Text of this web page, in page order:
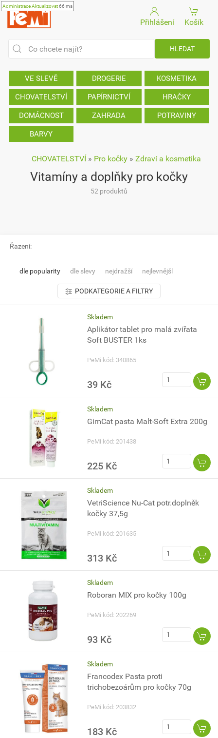
AdministraceAktualizovat66 ms
Přihlášení Košík
VE SLEVĚ DROGERIE KOSMETIKA
CHOVATELSTVÍ PAPÍRNICTVÍ HRAČKY
DOMÁCNOST ZAHRADA POTRAVINY
BARVY
CHOVATELSTVÍ » Pro kočky » Zdraví a kosmetika
Vitamíny a doplňky pro kočky
52 produktů
Řazení:
dle popularity dle slevy nejdražší nejlevnější
PODKATEGORIE A FILTRY
Skladem
Aplikátor tablet pro malá zvířata
Soft BUSTER 1ks
PeMi kód: 340865
39 Kč
Skladem
GimCat pasta Malt-Soft Extra 200g
PeMi kód: 201438
225 Kč
Skladem
VetriScience Nu-Cat potr.doplněk
kočky 37,5g
PeMi kód: 201635
313 Kč
Skladem
Roboran MIX pro kočky 100g
PeMi kód: 202269
93 Kč
Skladem
Francodex Pasta proti
trichobezoárům pro kočky 70g
PeMi kód: 203832
183 Kč